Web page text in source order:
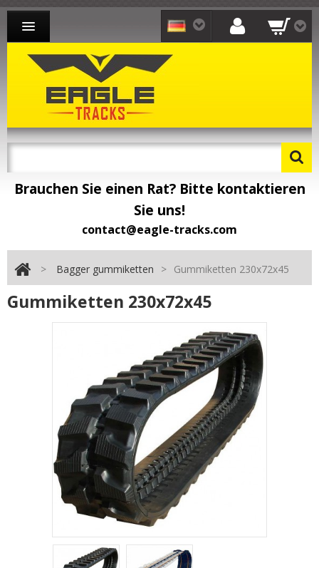
BAGGER GUMMIKETTEN
LADER GUMMIKETTEN
DUMPER GUMMIKETTEN
Brauchen Sie einen Rat? Bitte kontaktieren
Sie uns!
contact@eagle-tracks.com
> Bagger gummiketten > Gummiketten 230x72x45
Gummiketten 230x72x45